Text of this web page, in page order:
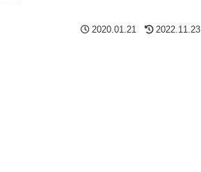
2020.01.21 2022.11.23